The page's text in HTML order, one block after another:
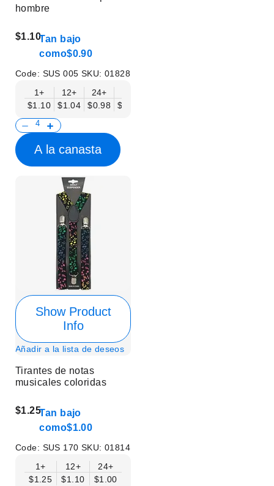
hombre
$1.10Tan bajo
como$0.90
Code: SUS 005 SKU:01828
1+
$1.10
12+
$1.04
24+
$0.98
$0.90
A la canasta
Show Product
Info
Añadir a la lista de deseos
Tirantes de notas
musicales coloridas
$1.25Tan bajo
como$1.00
Code: SUS 170 SKU:01814
1+
$1.25
12+
$1.10
24+
$1.00